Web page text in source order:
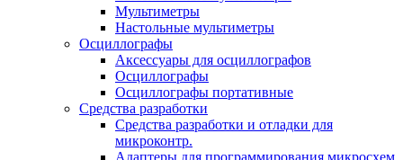
Мультиметры
Настольные мультиметры
Осциллографы
Аксессуары для осциллографов
Осциллографы
Осциллографы портативные
Средства разработки
Cредства разработки и отладки для
микроконтр.
Адаптеры для программирования микросхем